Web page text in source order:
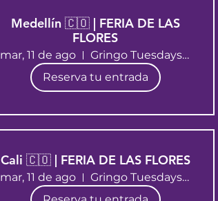
Medellín 🇨🇴 | FERIA DE LAS
FLORES
mar, 11 de ago
Gringo Tuesdays Medellín
Reserva tu entrada
Cali 🇨🇴 | FERIA DE LAS FLORES
mar, 11 de ago
Gringo Tuesdays Cali